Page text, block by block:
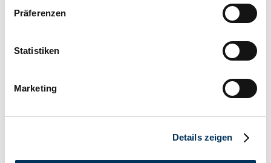
Informationen über Ihre geografische Lage
können
bestimmten Merkmalen (Fingerprinting) identifizieren
Erfahren Sie mehr darüber, wie Ihre persönlichen Daten
Präferenzen
Statistiken
Marketing
Details zeigen
Venditore
Non fornito